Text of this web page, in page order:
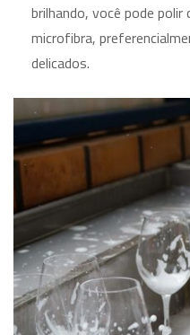
brilhando, você pode
microfibra,
delicados.